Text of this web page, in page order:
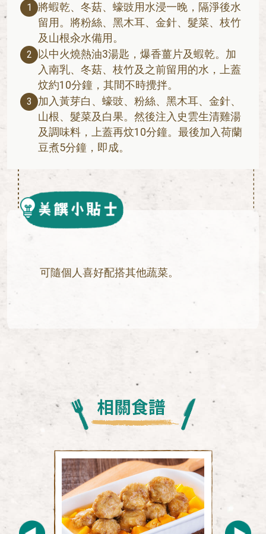
1
將蝦乾、冬菇、蠔豉用水浸一晚，隔淨後水
留用。將粉絲、黑木耳、金針、髮菜、枝竹
及山根汆水備用。
2
以中火燒熱油3湯匙，爆香薑片及蝦乾。加
入南乳、冬菇、枝竹及之前留用的水，上蓋
炆約10分鐘，其間不時攪拌。
3
加入黃芽白、蠔豉、粉絲、黑木耳、金針、
山根、髮菜及白果。然後注入史雲生清雞湯
及調味料，上蓋再炆10分鐘。最後加入荷蘭
豆煮5分鐘，即成。
可隨個人喜好配搭其他蔬菜。